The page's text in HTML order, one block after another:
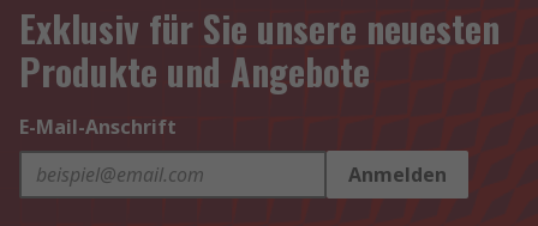
Exklusiv für Sie unsere neuesten
Produkte und Angebote
E-Mail-Anschrift
Anmelden